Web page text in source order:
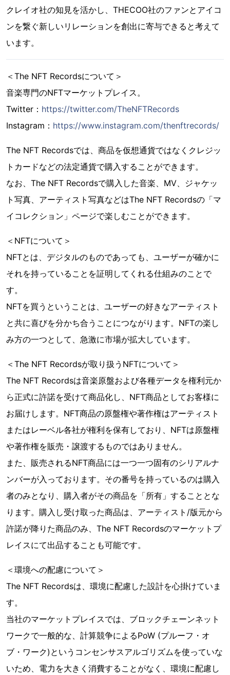
クレイオ社の知見を活かし、THECOO社のファンとアイコ
ンを繋ぐ新しいリレーションを創出に寄与できると考えて
います。
＜The NFT Recordsについて＞
音楽専門のNFTマーケットプレイス。
Twitter： https://twitter.com/TheNFTRecords
Instagram： https://www.instagram.com/thenftrecords/
The NFT Recordsでは、商品を仮想通貨ではなくクレジッ
トカードなどの法定通貨で購入することができます。
なお、The NFT Recordsで購入した音楽、MV、ジャケッ
ト写真、アーティスト写真などはThe NFT Recordsの「マ
イコレクション」ページで楽しむことができます。
＜NFTについて＞
NFTとは、デジタルのものであっても、ユーザーが確かに
それを持っていることを証明してくれる仕組みのことで
す。
NFTを買うということは、ユーザーの好きなアーティスト
と共に喜びを分かち合うことにつながります。NFTの楽し
み方の一つとして、急激に市場が拡大しています。
＜The NFT Recordsが取り扱うNFTについて＞
The NFT Recordsは音楽原盤および各種データを権利元か
ら正式に許諾を受けて商品化し、NFT商品としてお客様に
お届けします。NFT商品の原盤権や著作権はアーティスト
またはレーベル各社が権利を保有しており、NFTは原盤権
や著作権を販売・譲渡するものではありません。
また、販売されるNFT商品には一つ一つ固有のシリアルナ
ンバーが入っております。その番号を持っているのは購入
者のみとなり、購入者がその商品を「所有」することとな
ります。購入し受け取った商品は、アーティスト/版元から
許諾が降りた商品のみ、The NFT Recordsのマーケットプ
レイスにて出品することも可能です。
＜環境への配慮について＞
The NFT Recordsは、環境に配慮した設計を心掛けていま
す。
当社のマーケットプレイスでは、ブロックチェーンネット
ワークで一般的な、計算競争によるPoW (プルーフ・オ
ブ・ワーク)というコンセンサスアルゴリズムを使っていな
いため、電力を大きく消費することがなく、環境に配慮し